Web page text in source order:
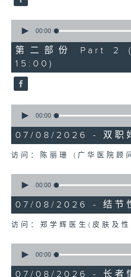
seconds
49
minutes,
26
seconds
00:00
第二部份 Part 2
15:00)
seconds
18
minutes,
seconds
00:00
07/08/2026 - 双职
访问：陈丽珊 (广华医院顾
seconds
21
minutes,
seconds
00:00
07/08/2026 - 结节
访问：郑学辉医生(皮肤及
seconds
49
00:00
07/08/2026 - 长者